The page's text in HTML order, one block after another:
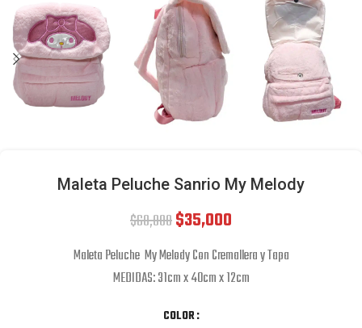
Maleta Peluche Sanrio My Melody
$60,000$35,000
Maleta Peluche My Melody Con Cremallera y Tapa
MEDIDAS: 31cm x 40cm x 12cm
COLOR